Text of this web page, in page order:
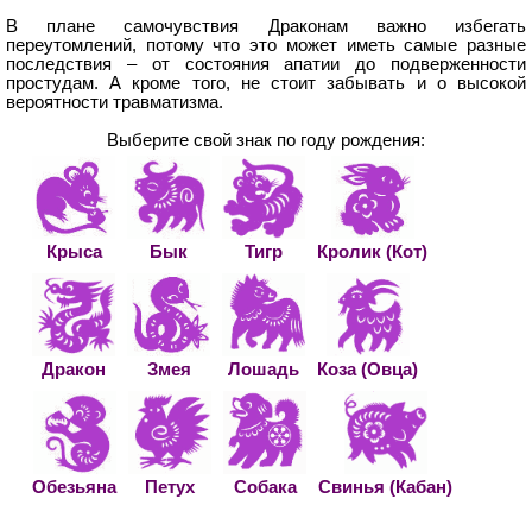
В плане самочувствия Драконам важно избегать
переутомлений, потому что это может иметь самые разные
последствия – от состояния апатии до подверженности
простудам. А кроме того, не стоит забывать и о высокой
вероятности травматизма.
Выберите свой знак по году рождения:
Крыса Бык Тигр Кролик (Кот)
Дракон Змея Лошадь Коза (Овца)
Обезьяна Петух Собака Свинья (Кабан)